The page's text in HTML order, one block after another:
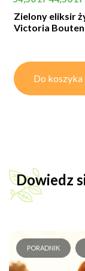
Zielony eliksir
Victoria
Do koszyka
Dowiedz
PORADNIK